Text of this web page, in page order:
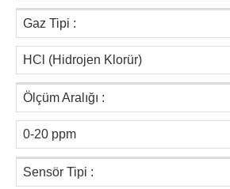
Gaz Tipi :
HCl (Hidrojen Klorür)
Ölçüm Aralığı :
0-20 ppm
Sensör Tipi :